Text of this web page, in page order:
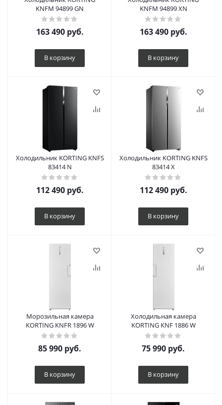
KNFM 94899 GN
163 490руб.
В корзину
KNFM 94899 XN
163 490руб.
В корзину
Холодильник KORTING KNFS
83414 N
112 490руб.
В корзину
Холодильник KORTING KNFS
83414 X
112 490руб.
В корзину
Морозильная камера
KORTING KNFR 1896 W
85 990 руб.
В корзину
Холодильная камера
KORTING KNF 1886 W
75 990 руб.
В корзину